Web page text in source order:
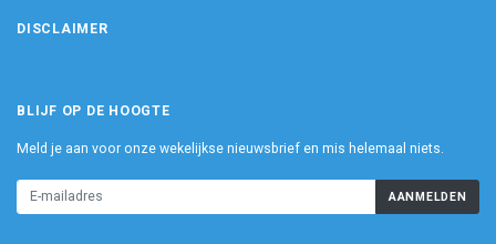
DISCLAIMER
BLIJF OP DE HOOGTE
Meld je aan voor onze wekelijkse nieuwsbrief en mis helemaal niets.
AANMELDEN